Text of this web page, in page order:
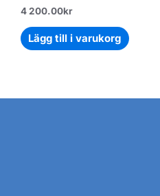
4 200.00kr
Lägg till i varukorg